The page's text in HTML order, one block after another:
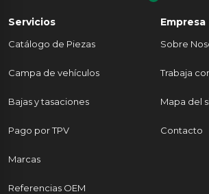
Servicios
Catálogo de Piezas
Campa de vehículos
Bajas y tasaciones
Pago por TPV
Marcas
Referencias OEM
Empresa
Sobre
Trabaja
Mapa del
Contacto